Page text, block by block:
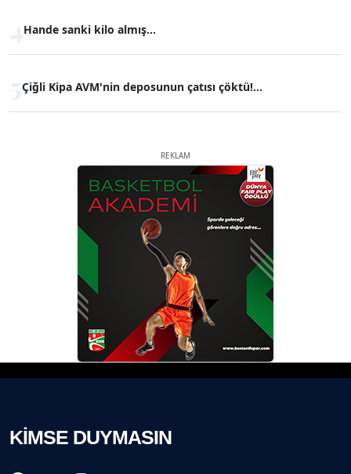
Hande sanki kilo almış...
Çiğli Kipa AVM'nin deposunun çatısı çöktü!...
REKLAM
KİMSE DUYMASIN